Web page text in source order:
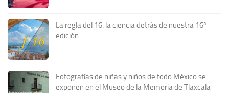
La regla del 16: la ciencia detrás de nuestra 16ª
edición
Fotografías de niñas y niños de todo México se
exponen en el Museo de la Memoria de Tlaxcala